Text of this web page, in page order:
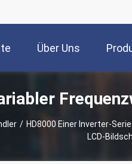
Über Uns
/ HD8000 Einer Inverter-
LCD-